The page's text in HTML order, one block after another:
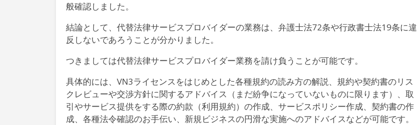
般確認しました。
結論として、代替法律サービスプロバイダーの業務は、弁護士法72条や行政書士法19条に違
反しないであろうことが分かりました。
つきましては代替法律サービスプロバイダー業務を請け負うことが可能です。
具体的には、VN3ライセンスをはじめとした各種規約の読み方の解説、規約や契約書のリス
クレビューや交渉方針に関するアドバイス（まだ紛争になっていないものに限ります）、取
引やサービス提供をする際の約款（利用規約）の作成、サービスポリシー作成、契約書の作
成、各種法令確認のお手伝い、新規ビジネスの円滑な実施へのアドバイスなどが可能です。